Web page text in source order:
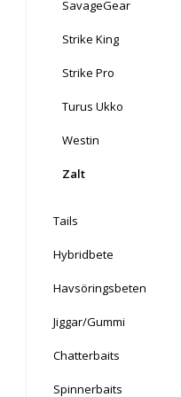
SavageGear
Strike King
Strike Pro
Turus Ukko
Westin
Zalt
Tails
Hybridbete
Havsöringsbeten
Jiggar/Gummi
Chatterbaits
Spinnerbaits